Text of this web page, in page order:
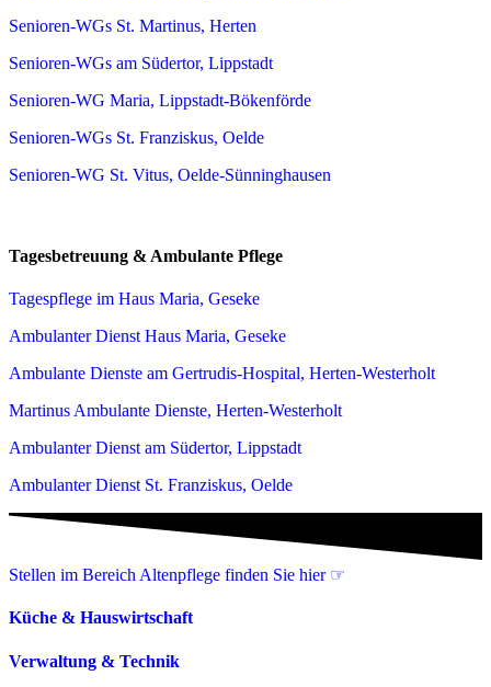
Senioren-WGs St. Martinus, Herten
Senioren-WGs am Südertor, Lippstadt
Senioren-WG Maria, Lippstadt-Bökenförde
Senioren-WGs St. Franziskus, Oelde
Senioren-WG St. Vitus, Oelde-Sünninghausen
Tagesbetreuung & Ambulante Pflege
Tagespflege im Haus Maria, Geseke
Ambulanter Dienst Haus Maria, Geseke
Ambulante Dienste am Gertrudis-Hospital, Herten-Westerholt
Martinus Ambulante Dienste, Herten-Westerholt
Ambulanter Dienst am Südertor, Lippstadt
Ambulanter Dienst St. Franziskus, Oelde
Stellen im Bereich Altenpflege finden Sie hier ☞
Küche & Hauswirtschaft
Verwaltung & Technik